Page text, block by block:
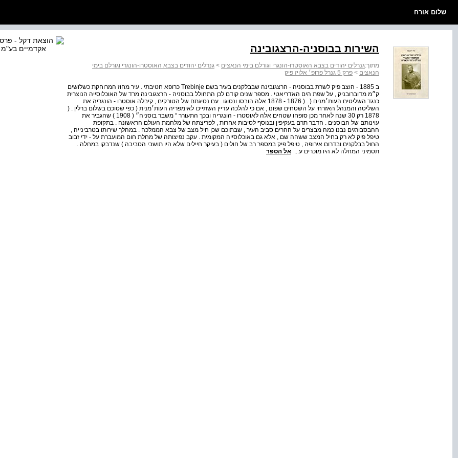
שלום אורח
השירות בבוסניה-הרצגובינה
מתוך:גנרלים יהודים בצבא האוסטרו-הונגרי וגורלם בימי הנאצים > גנרלים יהודים בצבא האוסטרו-הונגרי וגורלם בימי
הנאצים > פרק 5 גנרל פרופ׳ אלויז פיק
ב 1885 - הוצב פיק לשרת בבוסניה - הרצגובינה שבבלקנים בעיר בשם Trebinje כרופא חטיבתי . עיר מחוז המרוחקת כשלושים
ק״מ מדוברובניק , על שפת הים האדריאטי . מספר שנים קודם לכן התחולל בבוסניה - הרצגובינה מרד של האוכלוסייה הנוצרית
כנגד השליטים העות׳מנים ( . ( 1876 - 1878 אלה הובסו ונסוגו . עם נסיגתם של הטורקים , קיבלה אוסטרו - הונגריה את
השליטה והמנהל האזרחי על השטחים שפונו , אם כי להלכה עדיין השתייכו לאימפריה העות׳מנית ( כפי שסוכם בשלום ברלין . (
1878 רק 30 שנה לאחר מכן סופחו שטחים אלה לאוסטרו - הונגריה ובכך התעורר “ משבר בוסניה״ ( 1908 ) שהגביר את
עוינותם של הבוסנים . הדבר תרם בעקיפין ובנוסף לסיבות אחרות , לפריצתה של מלחמת העולם הראשונה . בתקופת
ההבסבורגים נבנו כמה מבצרים על ההרים סביב העיר , שבתוכם שכן חיל מצב של צבא הממלכה . במהלך שירותו בטרבינייה ,
טיפל פיק לא רק בחיל המצב ששהה שם , אלא גם באוכלוסייה המקומית . עקב נפיצותה של מחלת חום המועברת על - ידי זבוב
החול בבלקנים ובדרום אירופה , טיפל פיק במספר רב של חולים ( בעיקר חיילים שלא היו תושבי הסביבה ) שנדבקו במחלה .
תסמיני המחלה לא היו מוכרים ע... אל הספר